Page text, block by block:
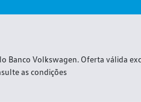
Banco Volkswagen. Oferta
as condições